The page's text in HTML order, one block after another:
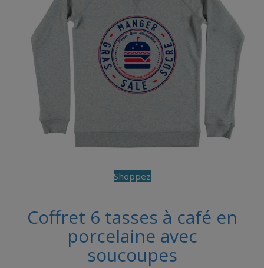
Shoppez
Coffret 6 tasses à café en
porcelaine avec
soucoupes